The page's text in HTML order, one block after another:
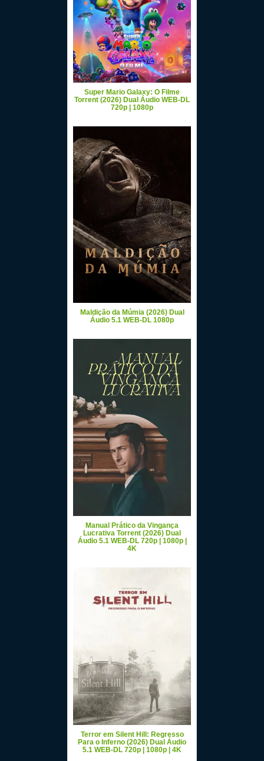
Super Mario Galaxy: O Filme
Torrent (2026) Dual Áudio WEB-DL
720p | 1080p
Maldição da Múmia (2026) Dual
Áudio 5.1 WEB-DL 1080p
Manual Prático da Vingança
Lucrativa Torrent (2026) Dual
Áudio 5.1 WEB-DL 720p | 1080p |
4K
Terror em Silent Hill: Regresso
Para o Inferno (2026) Dual Áudio
5.1 WEB-DL 720p | 1080p | 4K